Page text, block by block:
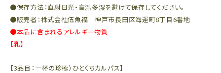
●保存方法：直射日光・高温多湿を避けて保存してください。
●販売者：株式会社伍魚福 神戸市長田区海運町8丁目6番地
●本品に含まれるアレルギー物質
【乳】
【3品目：一杯の珍極）ひとくちカルパス】